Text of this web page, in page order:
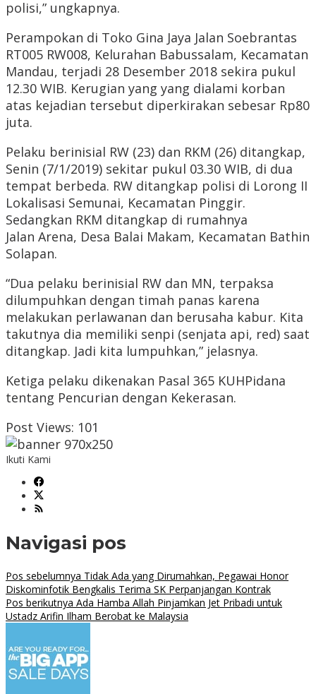
polisi,” ungkapnya.
Perampokan di Toko Gina Jaya Jalan Soebrantas
RT005 RW008, Kelurahan Babussalam, Kecamatan
Mandau, terjadi 28 Desember 2018 sekira pukul
12.30 WIB. Kerugian yang yang dialami korban
atas kejadian tersebut diperkirakan sebesar Rp80
juta.
Pelaku berinisial RW (23) dan RKM (26) ditangkap,
Senin (7/1/2019) sekitar pukul 03.30 WIB, di dua
tempat berbeda. RW ditangkap polisi di Lorong II
Lokalisasi Semunai, Kecamatan Pinggir.
Sedangkan RKM ditangkap di rumahnya
Jalan Arena, Desa Balai Makam, Kecamatan Bathin
Solapan.
“Dua pelaku berinisial RW dan MN, terpaksa
dilumpuhkan dengan timah panas karena
melakukan perlawanan dan berusaha kabur. Kita
takutnya dia memiliki senpi (senjata api, red) saat
ditangkap. Jadi kita lumpuhkan,” jelasnya.
Ketiga pelaku dikenakan Pasal 365 KUHPidana
tentang Pencurian dengan Kekerasan.
Post Views: 101
Ikuti Kami
Navigasi pos
Pos sebelumnya Tidak Ada yang Dirumahkan, Pegawai Honor
Diskominfotik Bengkalis Terima SK Perpanjangan Kontrak
Pos berikutnya Ada Hamba Allah Pinjamkan Jet Pribadi untuk
Ustadz Arifin Ilham Berobat ke Malaysia